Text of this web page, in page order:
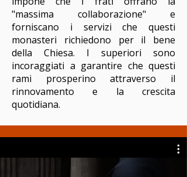
"massima collaborazione" e
forniscano i servizi che questi
monasteri richiedono per il bene
della Chiesa. I superiori sono
incoraggiati a garantire che questi
rami prosperino attraverso il
rinnovamento e la crescita
quotidiana.